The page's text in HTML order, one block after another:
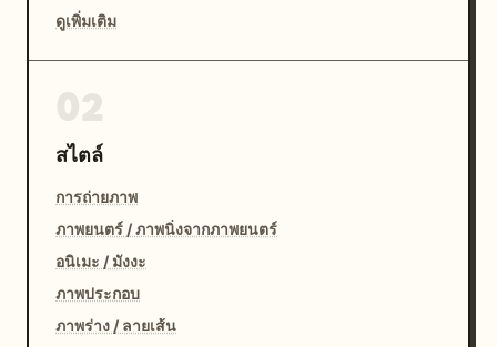
ดูเพิ่มเติม
สไตล์
การถ่ายภาพ
ภาพยนตร์ / ภาพนิ่งจากภาพยนตร์
อนิเมะ / มังงะ
ภาพประกอบ
ภาพร่าง / ลายเส้น